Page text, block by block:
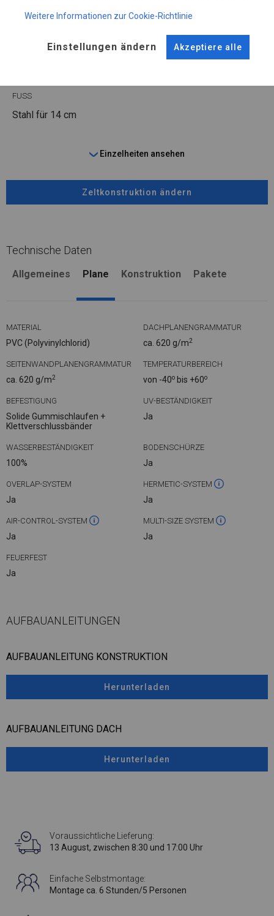
WINTER
ANSCHLÜSSE
FUSS
Stahl für 14 cm
Einzelheiten ansehen
Zeltkonstruktion ändern
Technische Daten
Allgemeines Plane Konstruktion Pakete
MATERIAL
PVC (Polyvinylchlorid)
DACHPLANENGRAMMATUR
ca. 620 g/m2
SEITENWANDPLANENGRAMMATUR
ca. 620 g/m2
TEMPERATURBEREICH
von -40o bis +60o
BEFESTIGUNG
Solide Gummischlaufen +
Klettverschlussbänder
UV-BESTÄNDIGKEIT
Ja
WASSERBESTÄNDIGKEIT
100%
BODENSCHÜRZE
Ja
OVERLAP-SYSTEM
Ja
HERMETIC-SYSTEM
Ja
AIR-CONTROL-SYSTEM
Ja
MULTI-SIZE SYSTEM
Ja
FEUERFEST
Ja
AUFBAUANLEITUNGEN
AUFBAUANLEITUNG KONSTRUKTION
Herunterladen
AUFBAUANLEITUNG DACH
Herunterladen
Voraussichtliche Lieferung:
13 August, zwischen 8:30 und 17:00 Uhr
Einfache Selbstmontage:
Montage ca. 6 Stunden/5 Personen
Weitere Informationen zur Cookie-Richtlinie
Einstellungen ändern Akzeptiere alle